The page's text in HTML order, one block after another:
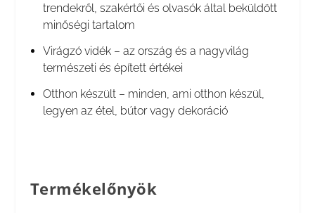
trendekről, szakértői és olvasók által beküldött
minőségi tartalom
Virágzó vidék – az ország és a nagyvilág
természeti és épített értékei
Otthon készült – minden, ami otthon készül,
legyen az étel, bútor vagy dekoráció
Termékelőnyök